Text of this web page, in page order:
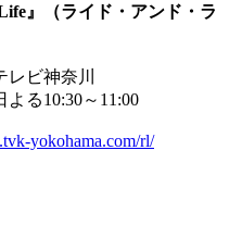
』（ライド・アンド・ラ
ビ神奈川
よる10:30～11:00
yokohama.com/rl/